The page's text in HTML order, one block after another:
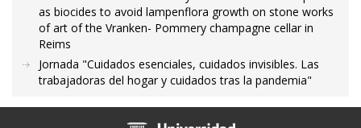
as biocides to avoid lampenflora growth on stone works
of art of the Vranken- Pommery champagne cellar in
Reims
Jornada "Cuidados esenciales, cuidados invisibles. Las
trabajadoras del hogar y cuidados tras la pandemia"